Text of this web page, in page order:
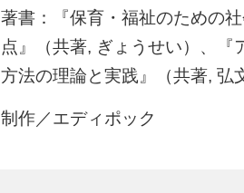
著書：『保育・福祉のための
点』（共著, ぎょうせい）、
方法の理論と実践』（共著, 弘
制作／エディポック